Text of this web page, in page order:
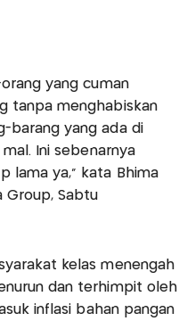
yang cuman
tanpa menghabiskan
barang yang ada di
Ini sebenarnya
lama ya," kata Bhima
Group, Sabtu
kelas menengah
dan terhimpit oleh
inflasi bahan pangan